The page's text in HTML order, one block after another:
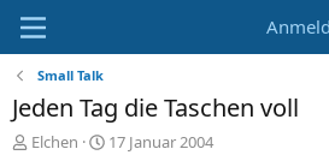
Small Talk
Jeden Tag die Taschen voll
E
Elchen
E17 Januar 2004